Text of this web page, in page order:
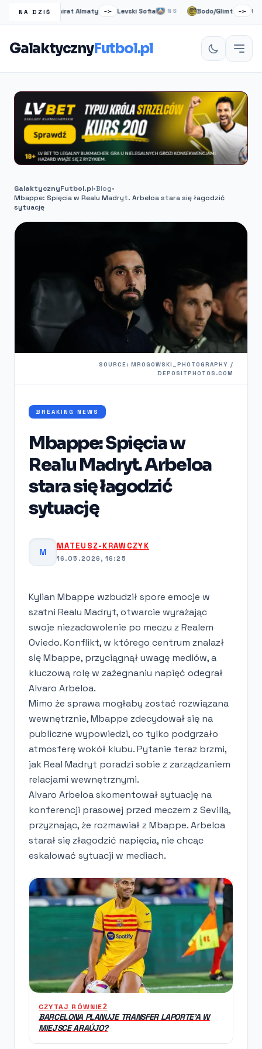
NA DZIŚ
NS Kairat Almaty –:– Levski Sofia NS Bodo/Glimt –:– Union
GalaktycznyFutbol.pl
GalaktycznyFutbol.pl•Blog•
Mbappe: Spięcia w Realu Madryt. Arbeloa stara się łagodzić
sytuację
SOURCE: MROGOWSKI_PHOTOGRAPHY /
DEPOSITPHOTOS.COM
BREAKING NEWS
Mbappe: Spięcia w
Realu Madryt. Arbeloa
stara się łagodzić
sytuację
M
MATEUSZ-KRAWCZYK
16.05.2026, 16:25
Kylian Mbappe wzbudził spore emocje w
szatni Realu Madryt, otwarcie wyrażając
swoje niezadowolenie po meczu z Realem
Oviedo. Konflikt, w którego centrum znalazł
się Mbappe, przyciągnął uwagę mediów, a
kluczową rolę w zażegnaniu napięć odegrał
Alvaro Arbeloa.
Mimo że sprawa mogłaby zostać rozwiązana
wewnętrznie, Mbappe zdecydował się na
publiczne wypowiedzi, co tylko podgrzało
atmosferę wokół klubu. Pytanie teraz brzmi,
jak Real Madryt poradzi sobie z zarządzaniem
relacjami wewnętrznymi.
Alvaro Arbeloa skomentował sytuację na
konferencji prasowej przed meczem z Sevillą,
przyznając, że rozmawiał z Mbappe. Arbeloa
starał się złagodzić napięcia, nie chcąc
eskalować sytuacji w mediach.
CZYTAJ RÓWNIEŻ
BARCELONA PLANUJE TRANSFER LAPORTE'A W
MIEJSCE ARAÚJO?